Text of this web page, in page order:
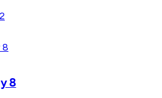
8